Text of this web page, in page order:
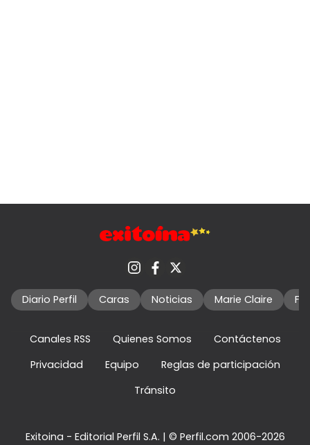
Diario Perfil Caras Noticias Marie Claire
Canales RSS Quienes Somos
Contáctenos
Privacidad
Equipo
Reglas de participación
Tránsito
Exitoina - Editorial Perfil S.A. | © Perfil.com 2006-2026